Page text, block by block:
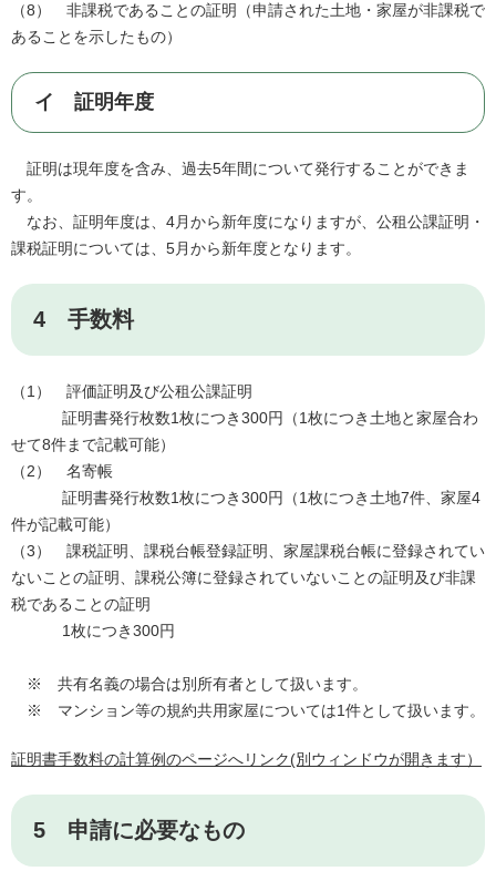
（8） 非課税であることの証明（申請された土地・家屋が非課税で
あることを示したもの）
イ 証明年度
証明は現年度を含み、過去5年間について発行することができま
す。
なお、証明年度は、4月から新年度になりますが、公租公課証明・
課税証明については、5月から新年度となります。
4 手数料
（1） 評価証明及び公租公課証明
証明書発行枚数1枚につき300円（1枚につき土地と家屋合わ
せて8件まで記載可能）
（2） 名寄帳
証明書発行枚数1枚につき300円（1枚につき土地7件、家屋4
件が記載可能）
（3） 課税証明、課税台帳登録証明、家屋課税台帳に登録されてい
ないことの証明、課税公簿に登録されていないことの証明及び非課
税であることの証明
1枚につき300円
※ 共有名義の場合は別所有者として扱います。
※ マンション等の規約共用家屋については1件として扱います。
証明書手数料の計算例のページへリンク(別ウィンドウが開きます）
5 申請に必要なもの